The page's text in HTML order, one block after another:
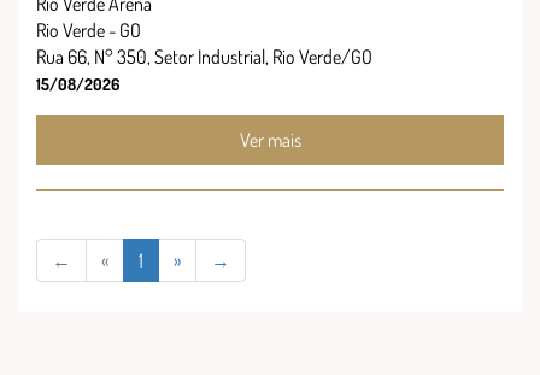
Rio Verde - GO
Rua 66, N° 350, Setor Industrial, Rio Verde/GO
15/08/2026
Ver mais
← « 1 » →